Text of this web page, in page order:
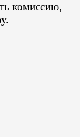
комиссию,